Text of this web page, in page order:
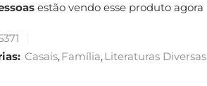
estão vendo esse produto agora
Casais,Família,Literaturas Diversas